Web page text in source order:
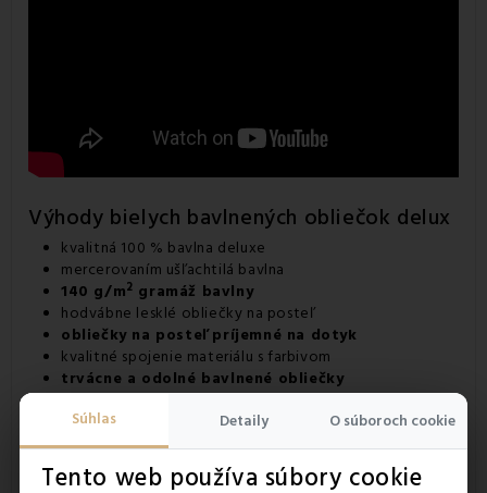
Súhlas Detaily O súboroch cookie
Tento web používa súbory cookie
Výhody bielych bavlnených obliečok delux
kvalitná 100 % bavlna deluxe
mercerovaním ušľachtilá bavlna
140 g/m2 gramáž bavlny
hodvábne lesklé obliečky na posteľ
obliečky na posteľ príjemné na dotyk
kvalitné spojenie materiálu s farbivom
trvácne a odolné bavlnené obliečky